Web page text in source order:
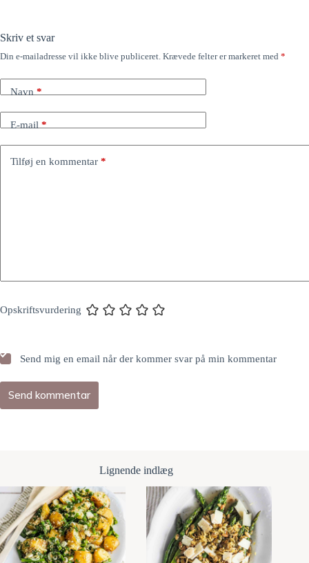
Skriv et svar
Din e-mailadresse vil ikke blive publiceret. Krævede felter er markeret med *
Navn *
E-mail *
Tilføj en kommentar *
Opskriftsvurdering
Send mig en email når der kommer svar på min kommentar
Send kommentar
Lignende indlæg